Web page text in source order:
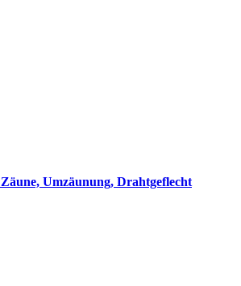
Zäune, Umzäunung, Drahtgeflecht